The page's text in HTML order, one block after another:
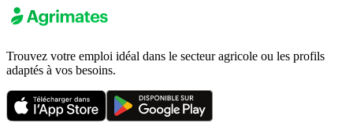
Trouvez votre emploi idéal dans le secteur agricole ou les profils
adaptés à vos besoins.